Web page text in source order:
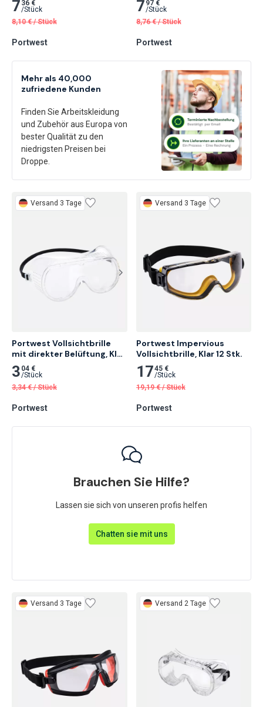
Mehr als 40,000
zufriedene Kunden
Finden Sie Arbeitskleidung
und Zubehör aus Europa von
bester Qualität zu den
niedrigsten Preisen bei
Droppe.
Brauchen Sie Hilfe?
Lassen sie sich von unseren profis helfen
Chatten sie mit uns
7 36 €
/Stück
8,10 € /Stück
Portwest
7 97 €
/Stück
8,76 € /Stück
Portwest
Versand 3 Tage
Portwest Vollsichtbrille
mit direkter Belüftung, Klar
20 Stk.
3 04 €
/Stück
3,34 € /Stück
Portwest
Versand 3 Tage
Portwest Impervious
Vollsichtbrille, Klar 12 Stk.
1745 €
/Stück
19,19 € /Stück
Portwest
Versand 3 Tage Versand 2 Tage